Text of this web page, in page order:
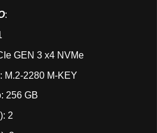
:
GEN 3 x4 NVMe
M.2-2280 M-KEY
256 GB
2